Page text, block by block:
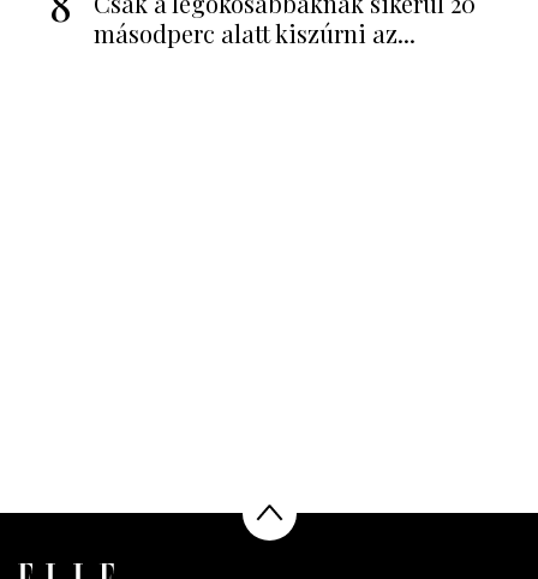
másodperc alatt kiszúrni az...